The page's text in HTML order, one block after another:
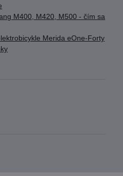
M400, M420, M500 - čím sa
Merida eOne-Forty